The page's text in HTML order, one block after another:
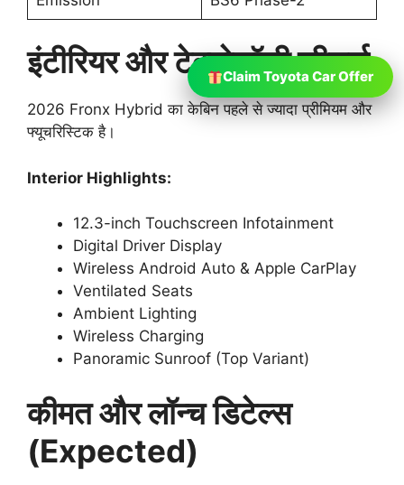
Claim Toyota Car Offer
इंटीरियर और टेक्नोलॉजी फीचर्स
2026 Fronx Hybrid का केबिन पहले से ज्यादा प्रीमियम और
फ्यूचरिस्टिक है।
Interior Highlights:
12.3-inch Touchscreen Infotainment
Digital Driver Display
Wireless Android Auto & Apple CarPlay
Ventilated Seats
Ambient Lighting
Wireless Charging
Panoramic Sunroof (Top Variant)
कीमत और लॉन्च डिटेल्स
(Expected)